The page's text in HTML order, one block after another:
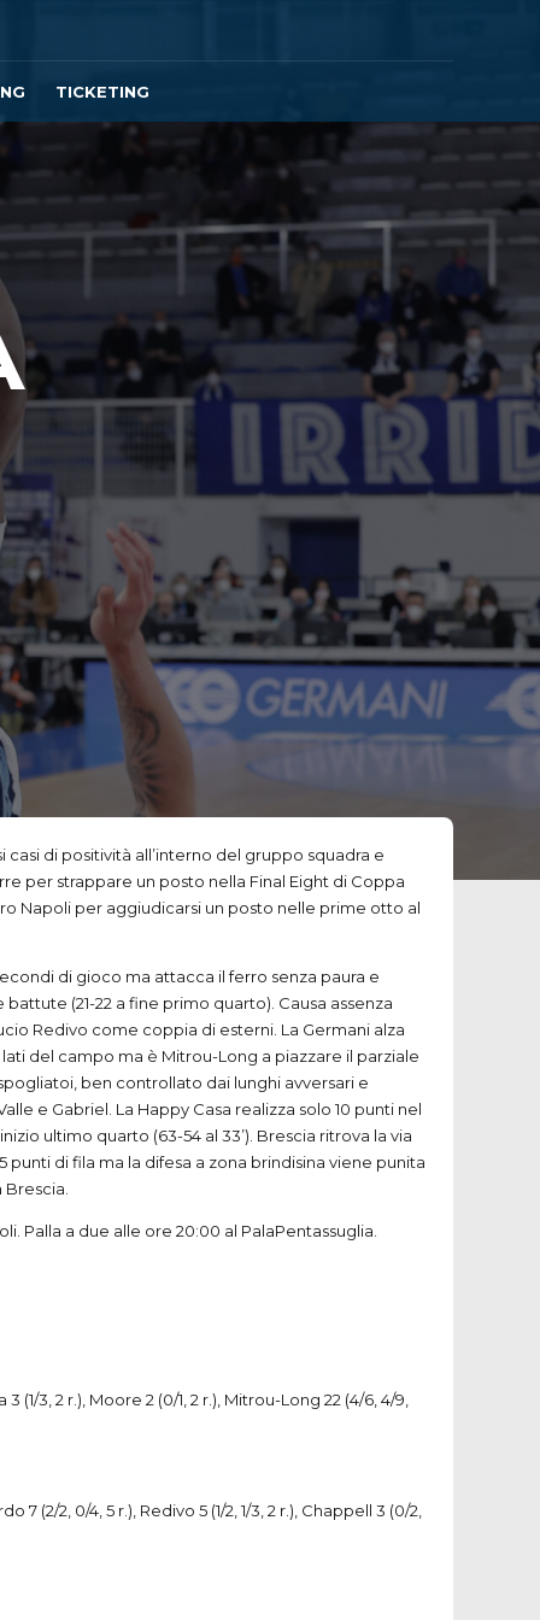
TICKETING
di positività all’interno del gruppo squadra e
per strappare un posto nella Final Eight di Coppa
Napoli per aggiudicarsi un posto nelle prime otto al
di gioco ma attacca il ferro senza paura e
(21-22 a fine primo quarto). Causa assenza
Redivo come coppia di esterni. La Germani alza
del campo ma è Mitrou-Long a piazzare il parziale
ben controllato dai lunghi avversari e
e Gabriel. La Happy Casa realizza solo 10 punti nel
ultimo quarto (63-54 al 33’). Brescia ritrova la via
di fila ma la difesa a zona brindisina viene punita
Palla a due alle ore 20:00 al PalaPentassuglia.
3 (1/3, 2 r.), Moore 2 (0/1, 2 r.), Mitrou-Long 22 (4/6, 4/9,
7 (2/2, 0/4, 5 r.), Redivo 5 (1/2, 1/3, 2 r.), Chappell 3 (0/2,